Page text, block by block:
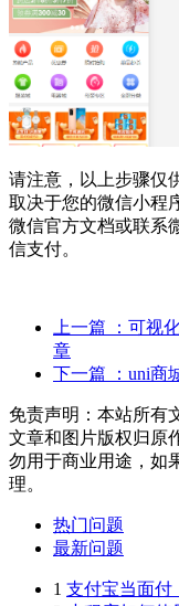
请注意，以上步骤仅
取决于您的微信小程
微信官方文档或联系
信支付。
上一篇
：可视
章
下一篇
：uni商
免责声明：本站所有
文章和图片版权归原
勿用于商业用途，如
理。
热门问题
最新问题
1 支付宝当面付